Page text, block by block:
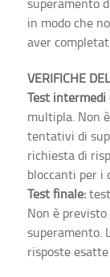
in modo che
aver
VERIFICHE
Test
multipla. Non
tentativi di
richiesta di
bloccanti per i
Test finale:
Non è
superamento.
risposte esatte